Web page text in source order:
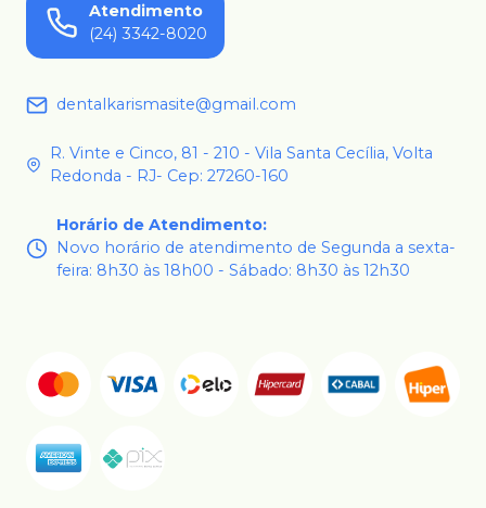
Atendimento
(24) 3342-8020
dentalkarismasite@gmail.com
R. Vinte e Cinco, 81 - 210 - Vila Santa Cecília, Volta
Redonda - RJ- Cep: 27260-160
Horário de Atendimento:
Novo horário de atendimento de Segunda a sexta-
feira: 8h30 às 18h00 - Sábado: 8h30 às 12h30